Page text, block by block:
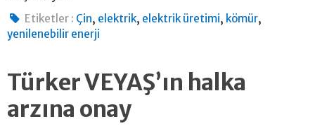
Etiketler : Çin, elektrik, elektrik üretimi, kömür,
yenilenebilir enerji
Türker VEYAŞ’ın halka
arzına onay